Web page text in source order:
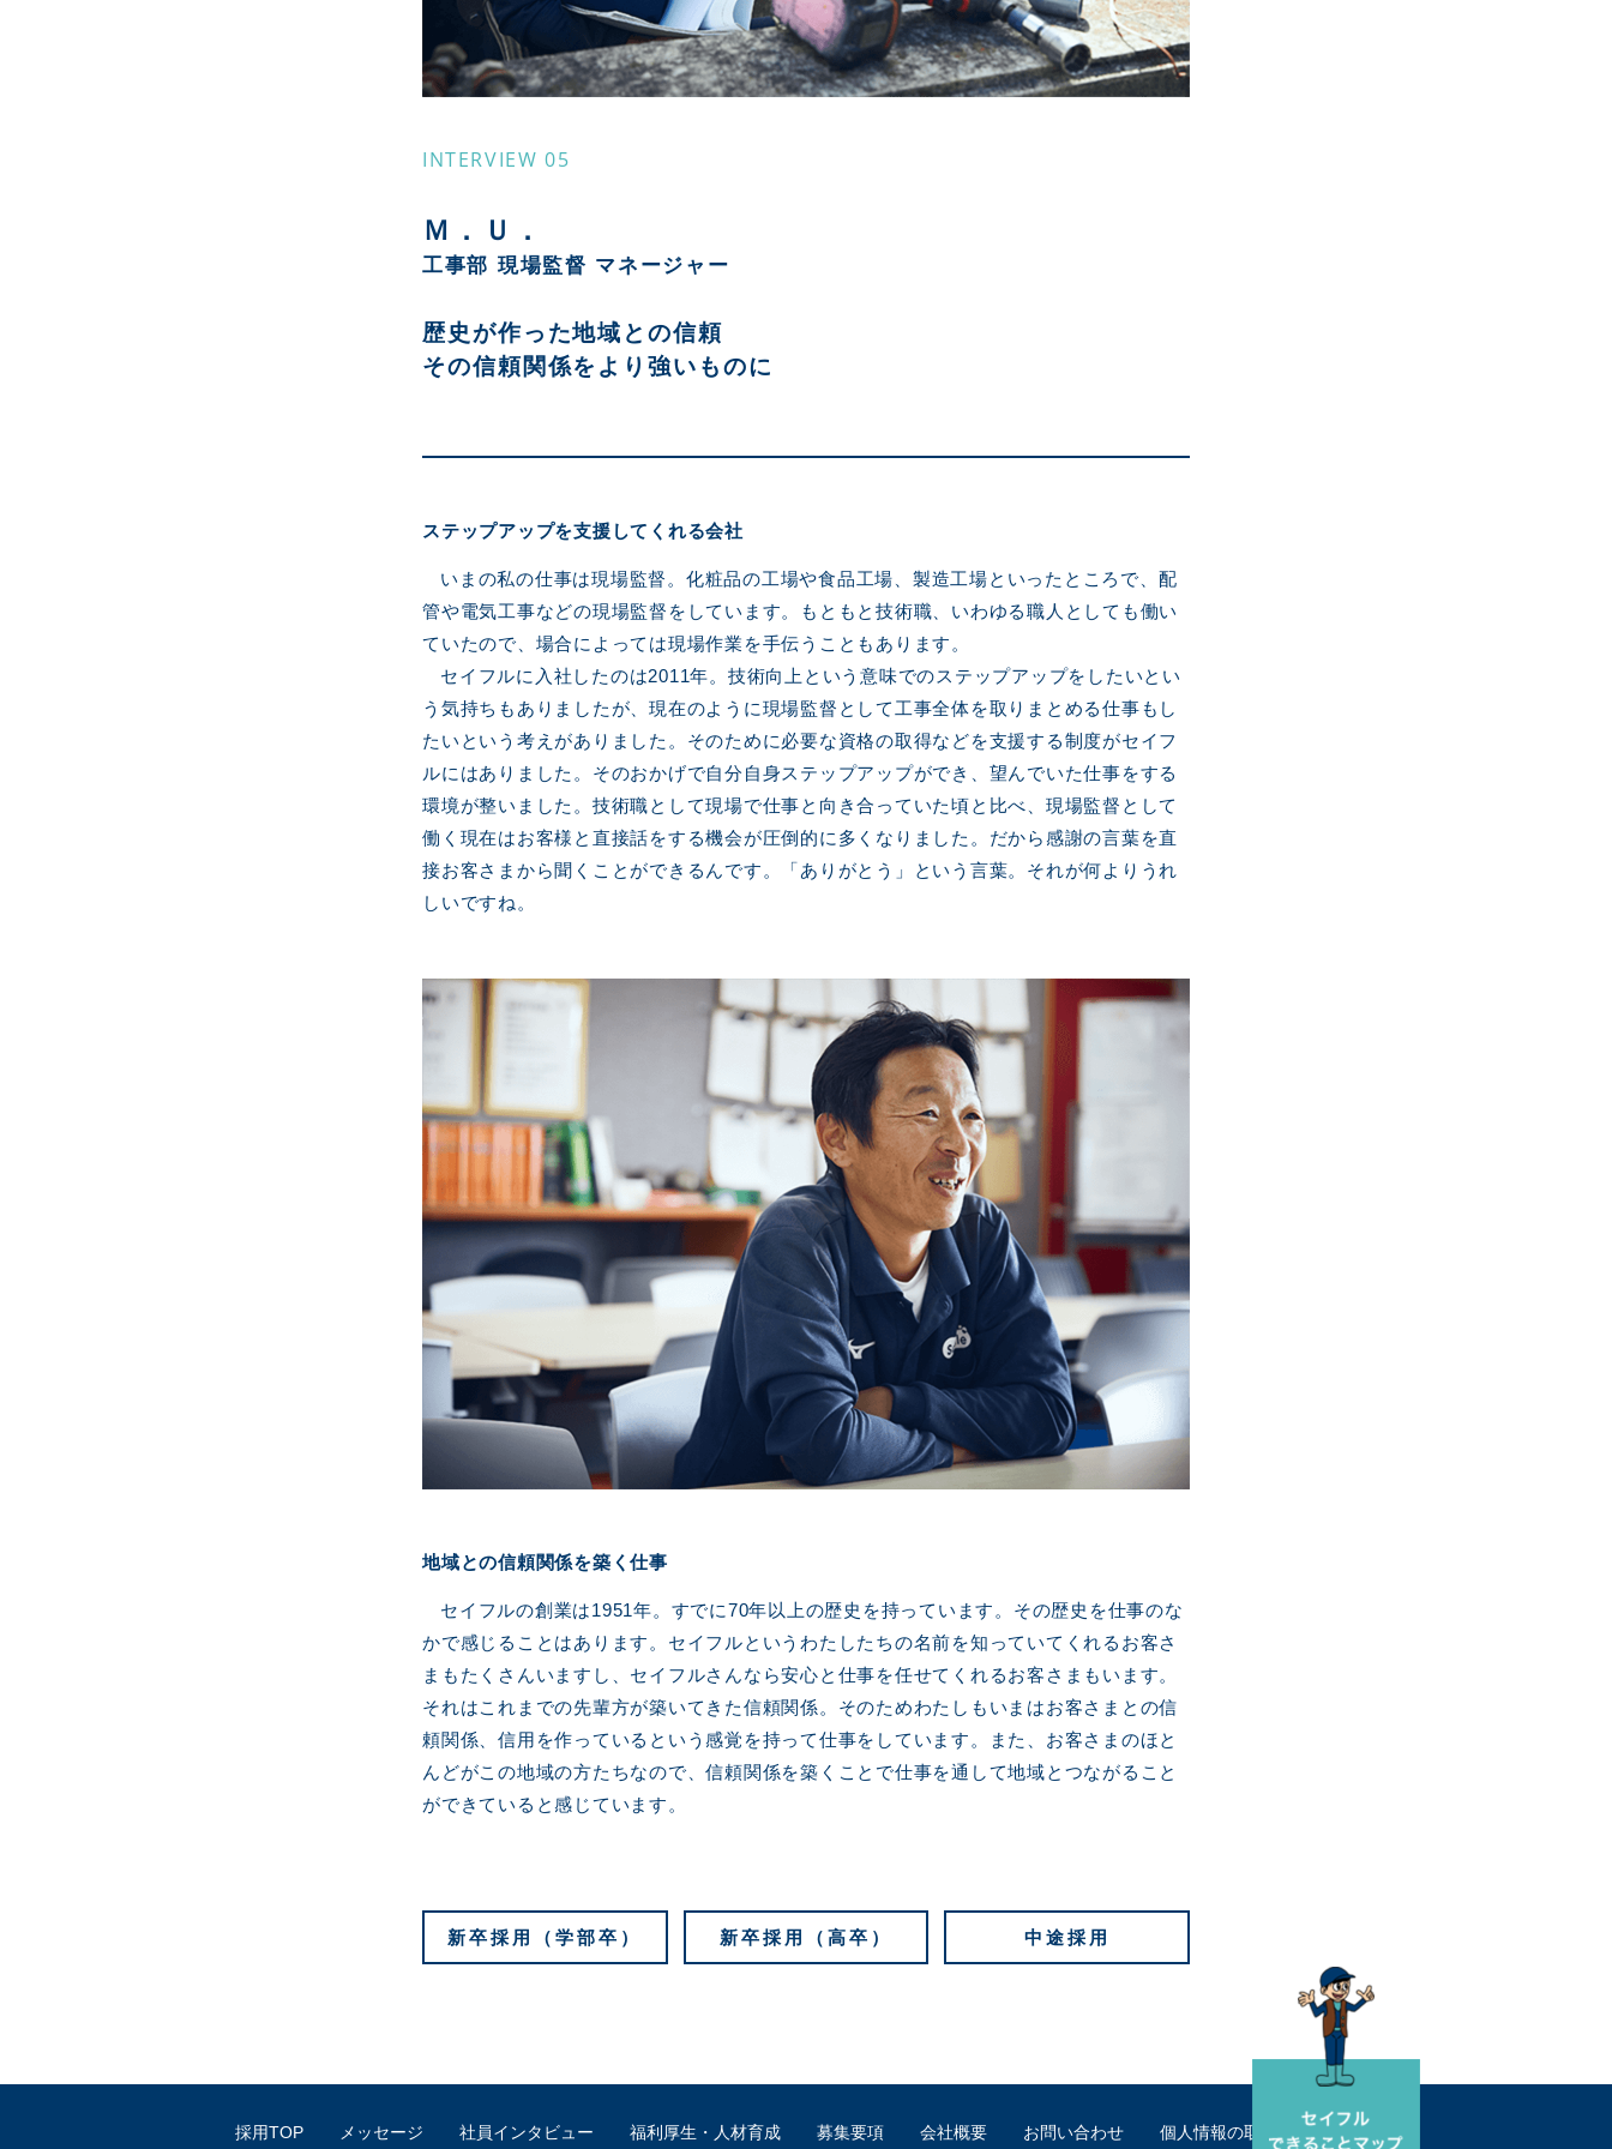
INTERVIEW 05
Ｍ．Ｕ．
工事部 現場監督 マネージャー
歴史が作った地域との信頼
その信頼関係をより強いものに
ステップアップを支援してくれる会社
いまの私の仕事は現場監督。化粧品の工場や食品工場、製造工場といったところで、配
管や電気工事などの現場監督をしています。もともと技術職、いわゆる職人としても働い
ていたので、場合によっては現場作業を手伝うこともあります。
セイフルに入社したのは2011年。技術向上という意味でのステップアップをしたいとい
う気持ちもありましたが、現在のように現場監督として工事全体を取りまとめる仕事もし
たいという考えがありました。そのために必要な資格の取得などを支援する制度がセイフ
ルにはありました。そのおかげで自分自身ステップアップができ、望んでいた仕事をする
環境が整いました。技術職として現場で仕事と向き合っていた頃と比べ、現場監督として
働く現在はお客様と直接話をする機会が圧倒的に多くなりました。だから感謝の言葉を直
接お客さまから聞くことができるんです。「ありがとう」という言葉。それが何よりうれ
しいですね。
地域との信頼関係を築く仕事
セイフルの創業は1951年。すでに70年以上の歴史を持っています。その歴史を仕事のな
かで感じることはあります。セイフルというわたしたちの名前を知っていてくれるお客さ
まもたくさんいますし、セイフルさんなら安心と仕事を任せてくれるお客さまもいます。
それはこれまでの先輩方が築いてきた信頼関係。そのためわたしもいまはお客さまとの信
頼関係、信用を作っているという感覚を持って仕事をしています。また、お客さまのほと
んどがこの地域の方たちなので、信頼関係を築くことで仕事を通して地域とつながること
ができていると感じています。
新卒採用（学部卒） 新卒採用（高卒） 中途採用
採用TOP メッセージ 社員インタビュー 福利厚生・人材育成 募集要項 会社概要 お問い合わせ 個人情報の取り扱いについて